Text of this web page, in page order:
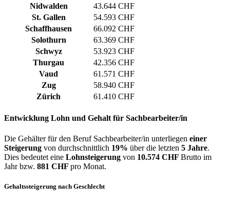
Nidwalden
43.644 CHF
St. Gallen
54.593 CHF
Schaffhausen
66.092 CHF
Solothurn
63.369 CHF
Schwyz
53.923 CHF
Thurgau
42.356 CHF
Vaud
61.571 CHF
Zug
58.940 CHF
Zürich
61.410 CHF
Entwicklung Lohn und Gehalt für Sachbearbeiter/in
Die Gehälter für den Beruf Sachbearbeiter/in unterliegen einer
Steigerung von durchschnittlich 19% über die letzten 5 Jahre.
Dies bedeutet eine Lohnsteigerung von 10.574 CHF Brutto im
Jahr bzw. 881 CHF pro Monat.
Gehaltssteigerung nach Geschlecht